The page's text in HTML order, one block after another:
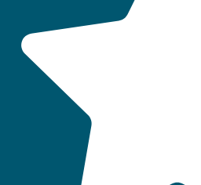
QUI SOMMES-NOUS
LABELS ET CLASSEMENTS
AIDES AUX VACANCES
CONSEILS VACANCES